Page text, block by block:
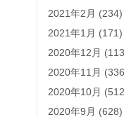
2021年2月 (234)
2021年1月 (171)
2020年12月
2020年11月
2020年10月
2020年9月 (628)